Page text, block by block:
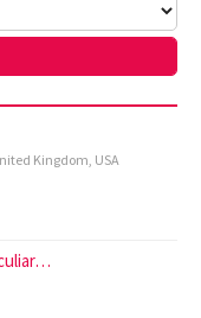
Kingdom, USA